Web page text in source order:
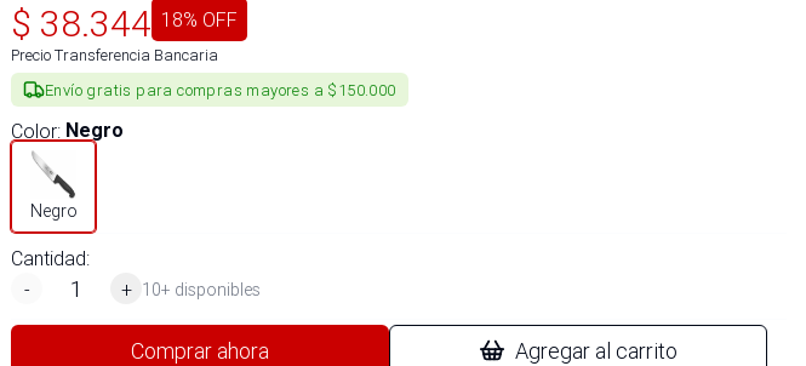
$ 38.344 18% OFF
Precio Transferencia Bancaria
Envío gratis para compras mayores a $150.000
Color: Negro
Negro
Cantidad:
-
+ 10+ disponibles
Comprar ahora Agregar al carrito